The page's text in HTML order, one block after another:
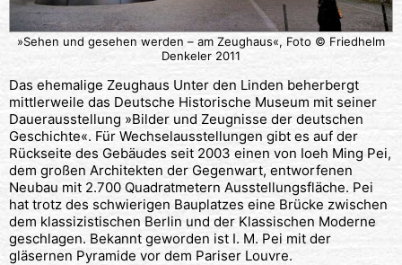
»Sehen und gesehen werden – am Zeughaus«, Foto © Friedhelm
Denkeler 2011
Das ehemalige Zeughaus Unter den Linden beherbergt
mittlerweile das Deutsche Historische Museum mit seiner
Dauerausstellung »Bilder und Zeugnisse der deutschen
Geschichte«. Für Wechselausstellungen gibt es auf der
Rückseite des Gebäudes seit 2003 einen von Ioeh Ming Pei,
dem großen Architekten der Gegenwart, entworfenen
Neubau mit 2.700 Quadratmetern Ausstellungsfläche. Pei
hat trotz des schwierigen Bauplatzes eine Brücke zwischen
dem klassizistischen Berlin und der Klassischen Moderne
geschlagen. Bekannt geworden ist I. M. Pei mit der
gläsernen Pyramide vor dem Pariser Louvre.